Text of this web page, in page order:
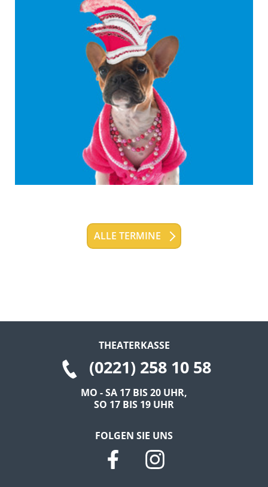
ALLE TERMINE
THEATERKASSE
(0221) 258 10 58
MO - SA 17 BIS 20 UHR,
SO 17 BIS 19 UHR
FOLGEN SIE UNS